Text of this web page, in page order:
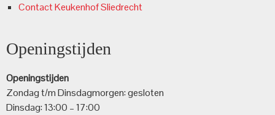
Contact Keukenhof Sliedrecht
Openingstijden
Openingstijden
Zondag t/m Dinsdagmorgen: gesloten
Dinsdag: 13:00 – 17:00